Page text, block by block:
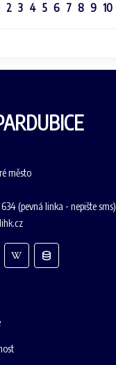
2 3 4 5 6 7 8 9 10
město
(pevná linka - nepište sms)